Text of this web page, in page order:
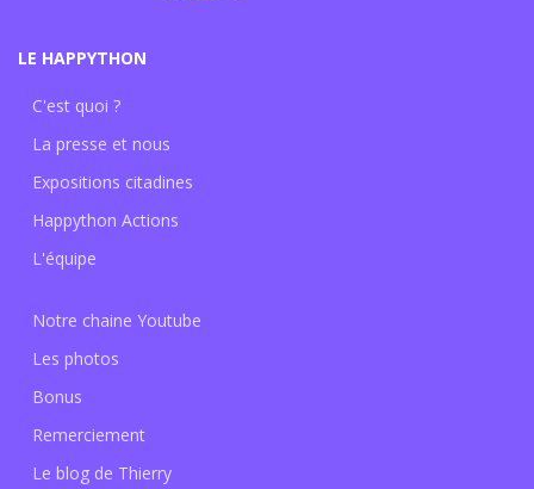
LE HAPPYTHON
C'est quoi ?
La presse et nous
Expositions citadines
Happython Actions
L'équipe
Notre chaine Youtube
Les photos
Bonus
Remerciement
Le blog de Thierry